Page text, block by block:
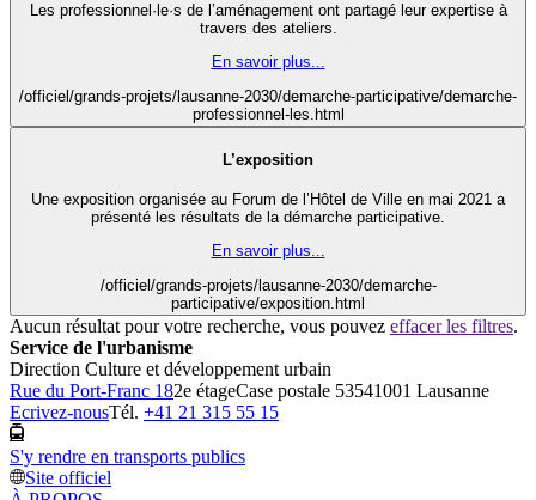
Les professionnel·le·s de l’aménagement ont partagé leur expertise à
travers des ateliers.
En savoir plus...
/officiel/grands-projets/lausanne-2030/demarche-participative/demarche-
professionnel-les.html
L’exposition
Une exposition organisée au Forum de l’Hôtel de Ville en mai 2021 a
présenté les résultats de la démarche participative.
En savoir plus...
/officiel/grands-projets/lausanne-2030/demarche-
participative/exposition.html
Aucun résultat pour votre recherche, vous pouvez effacer les filtres.
Service de l'urbanisme
Direction Culture et développement urbain
Rue du Port-Franc 182e étageCase postale 53541001 Lausanne
Ecrivez-nousTél. +41 21 315 55 15
S'y rendre en transports publics
Site officiel